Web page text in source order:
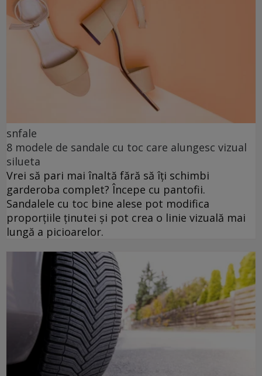
snfale
8 modele de sandale cu toc care alungesc vizual
silueta
Vrei să pari mai înaltă fără să îți schimbi
garderoba complet? Începe cu pantofii.
Sandalele cu toc bine alese pot modifica
proporțiile ținutei și pot crea o linie vizuală mai
lungă a picioarelor.